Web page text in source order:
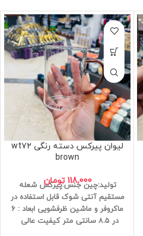
لیوان پیرکس دسته رنگی wt۷۲
brown
118,000 تومان تولید:چین جنس:پیرکس شعله
مستقیم آنتی شوک قابل استفاده در
ماکروفر و ماشین ظرفشویی
ابعاد : ۶
در ۸.۵ سانتی متر
کیفیت عالی